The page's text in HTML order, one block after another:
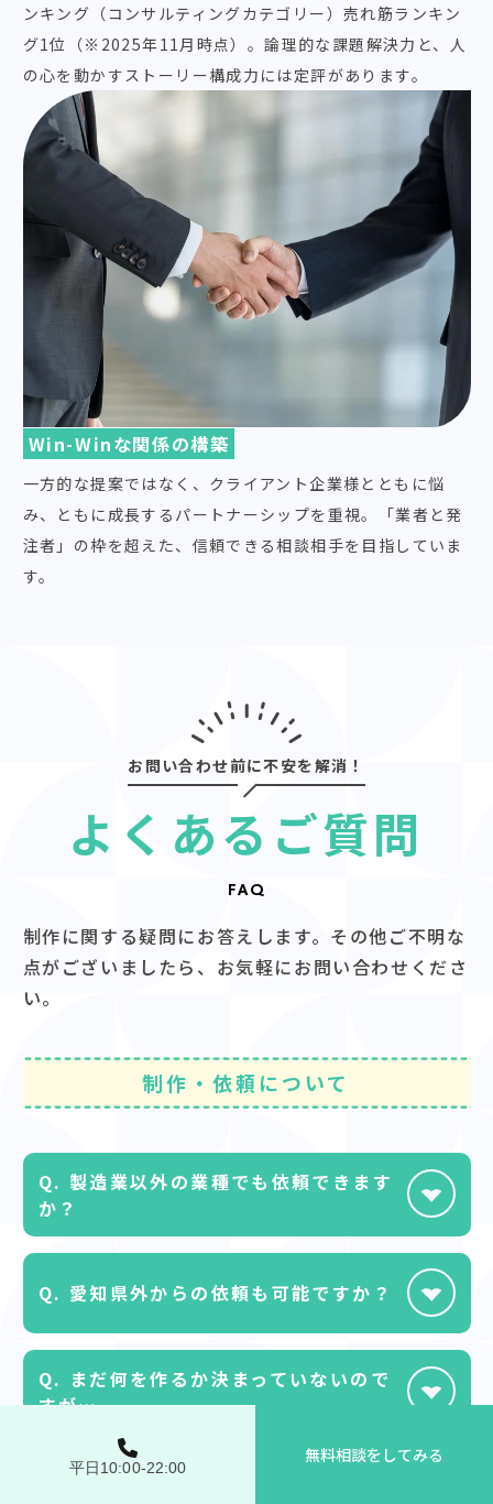
ンキング（コンサルティングカテゴリー）売れ筋ランキン
グ1位（※2025年11月時点）。論理的な課題解決力と、人
の心を動かすストーリー構成力には定評があります。
Win-Winな関係の構築
一方的な提案ではなく、クライアント企業様とともに悩
み、ともに成長するパートナーシップを重視。「業者と発
注者」の枠を超えた、信頼できる相談相手を目指していま
す。
お問い合わせ前に不安を解消！
よくあるご質問
FAQ
制作に関する疑問にお答えします。その他ご不明な
点がございましたら、お気軽にお問い合わせくださ
い。
制作・依頼について
Q. 製造業以外の業種でも依頼できます
か？
はい、可能です。製造業での実績が豊富ですが、物
流、食品、卸売、建設など、現場を持つ企業様を中
心に幅広い業種に対応しております。
Q. 愛知県外からの依頼も可能ですか？
名古屋を拠点にインド・タイなど国内外幅広く対応
しております。フットワーク軽く貴社の工場へ伺い
軟に対応可能ですのでご相談ください。
Q. まだ何を作るか決まっていないので
すが…
問題ございません。現状の採用課題や予算をお伺い
Q. 制作期間はどのくらいかかります
平日10:00-22:00
無料相談をしてみる